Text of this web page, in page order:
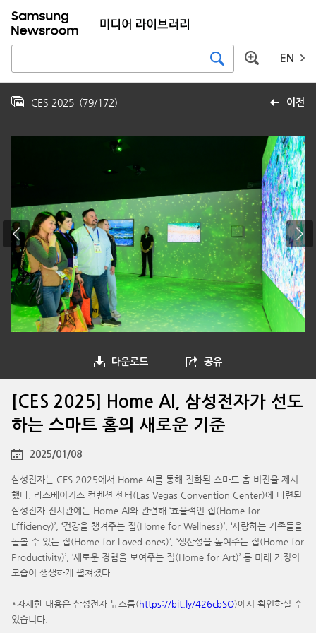
EN
이전
CES 2025 (79/172)
다운로드 공유
[CES 2025] Home AI, 삼성전자가 선도
하는 스마트 홈의 새로운 기준
2025/01/08
삼성전자는 CES 2025에서 Home AI를 통해 진화된 스마트 홈 비전을 제시
했다. 라스베이거스 컨벤션 센터(Las Vegas Convention Center)에 마련된
삼성전자 전시관에는 Home AI와 관련해 ‘효율적인 집(Home for
Efficiency)’, ‘건강을 챙겨주는 집(Home for Wellness)’, ‘사랑하는 가족들을
돌볼 수 있는 집(Home for Loved ones)’, ‘생산성을 높여주는 집(Home for
Productivity)’, ‘새로운 경험을 보여주는 집(Home for Art)’ 등 미래 가정의
모습이 생생하게 펼쳐졌다.
*자세한 내용은 삼성전자 뉴스룸(https://bit.ly/426cbSO)에서 확인하실 수
있습니다.